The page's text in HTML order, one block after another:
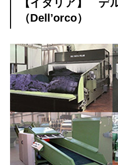
【イタリア】 デ
（Dell’orco）